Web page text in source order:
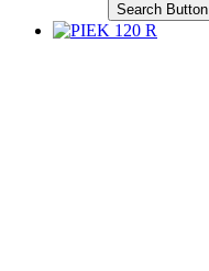
Search Button